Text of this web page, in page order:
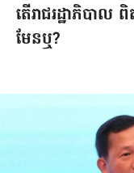
តើរាជរដ្ឋាភិបាល
មែនឬ?